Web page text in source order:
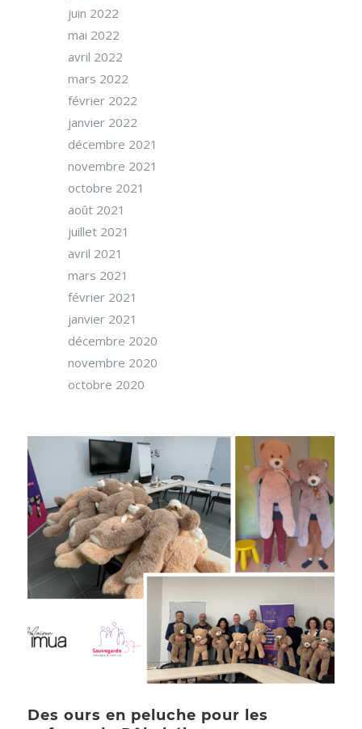
Des ours en peluche pour les
juin 2022
mai 2022
avril 2022
mars 2022
février 2022
janvier 2022
décembre 2021
novembre 2021
octobre 2021
août 2021
juillet 2021
avril 2021
mars 2021
février 2021
janvier 2021
décembre 2020
novembre 2020
octobre 2020